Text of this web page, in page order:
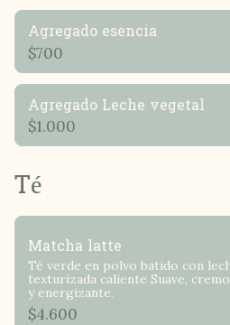
Agregado esencia
$700
Agregado Leche vegetal
$1.000
Té
Matcha latte
Té verde en polvo batido con
texturizada caliente Suave,
y energizante.
$4.600